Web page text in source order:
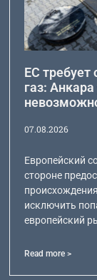
ЕС требует
газ:
07.08.2026
Европейский
стороне
исключить
европейский
Read more >